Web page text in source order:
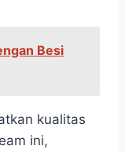
Besi
kualitas
ini,